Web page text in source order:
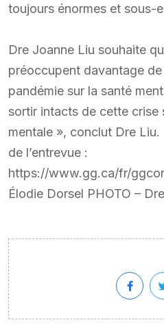
toujours énormes et sous-
Dre Joanne Liu souhaite
préoccupent davantage de
pandémie sur la santé
sortir intacts de cette crise
mentale », conclut Dre
de l’entrevue :
https://www.gg.ca/fr/
Élodie Dorsel PHOTO –